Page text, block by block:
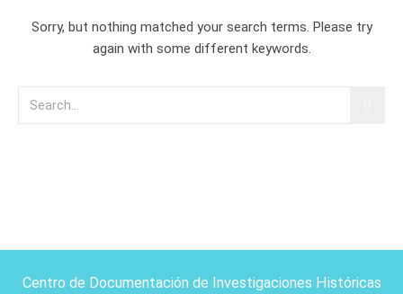
Sorry, but nothing matched your search terms. Please try
again with some different keywords.
Centro de Documentación de Investigaciones Históricas